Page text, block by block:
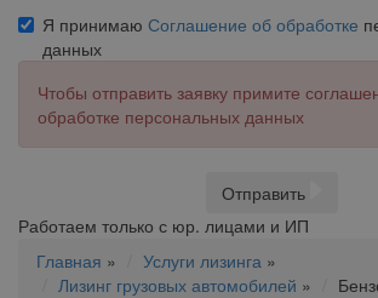
Я принимаю Соглашение об обработке
данных
Чтобы отправить заявку примите
обработке персональных данных
Отправить
Работаем только с юр. лицами и ИП
Главная » Услуги лизинга »
Лизинг грузовых автомобилей »